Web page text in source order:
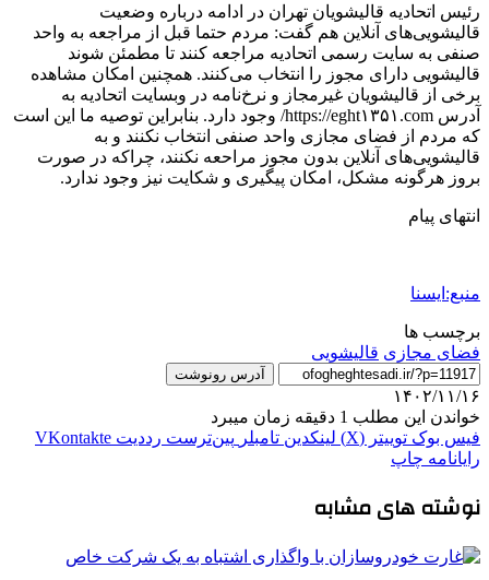
رئیس اتحادیه قالیشویان تهران در ادامه درباره وضعیت
قالیشویی‌های آنلاین هم گفت: مردم حتما قبل از مراجعه به واحد
صنفی به سایت رسمی اتحادیه مراجعه کنند تا مطمئن شوند
قالیشویی دارای مجوز را انتخاب می‌کنند. همچنین امکان مشاهده
برخی از قالیشویان غیرمجاز و نرخ‌نامه در وبسایت اتحادیه به
آدرس https://eght۱۳۵۱.com/ وجود دارد. بنابراین توصیه ما این است
که مردم از فضای مجازی واحد صنفی انتخاب نکنند و به
قالیشویی‌های آنلاین بدون مجوز مراحعه نکنند، چراکه در صورت
بروز هرگونه مشکل، امکان پیگیری و شکایت نیز وجود ندارد.
انتهای پیام
منبع:ایسنا
برچسب ها
فضای مجازی قالیشویی
آدرس رونوشت
۱۴۰۲/۱۱/۱۶
خواندن این مطلب 1 دقیقه زمان میبرد
فیس بوک توییتر (X) لینکدین ‫تامبلر ‫پین‌ترست ‫رددیت ‫VKontakte
رایانامه چاپ
نوشته های مشابه